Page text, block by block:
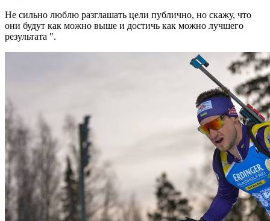
Не сильно люблю разглашать цели публично, но скажу, что
они будут как можно выше и достичь как можно лучшего
результата ".